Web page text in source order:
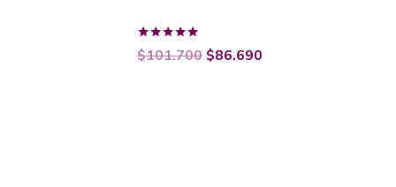
Valorado
con
$101.700 $86.690